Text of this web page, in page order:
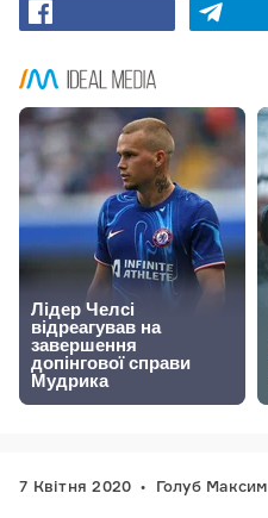
7 Квітня 2020 Голуб Максим